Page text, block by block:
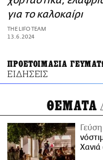
ΑΜΠΑ
PRINT
για το καλοκαίρι
THE LIFO TEAM
13.6.2024
ΠΡΟΕΤΟΙΜΑΣΙΑ
ΕΙΔΗΣΕΙΣ
ΘΕΜΑΤΑ
Γεύση